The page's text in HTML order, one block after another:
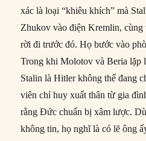
xác là loại “khiêu khích” mà
Zhukov vào điện Kremlin,
rời đi trước đó. Họ bước vào
Trong khi Molotov và Beria lặp
Stalin là Hitler không thể đang
viên chỉ huy xuất thân từ gia
rằng Đức chuẩn bị xâm lược.
không tin, họ nghĩ là có lẽ ông